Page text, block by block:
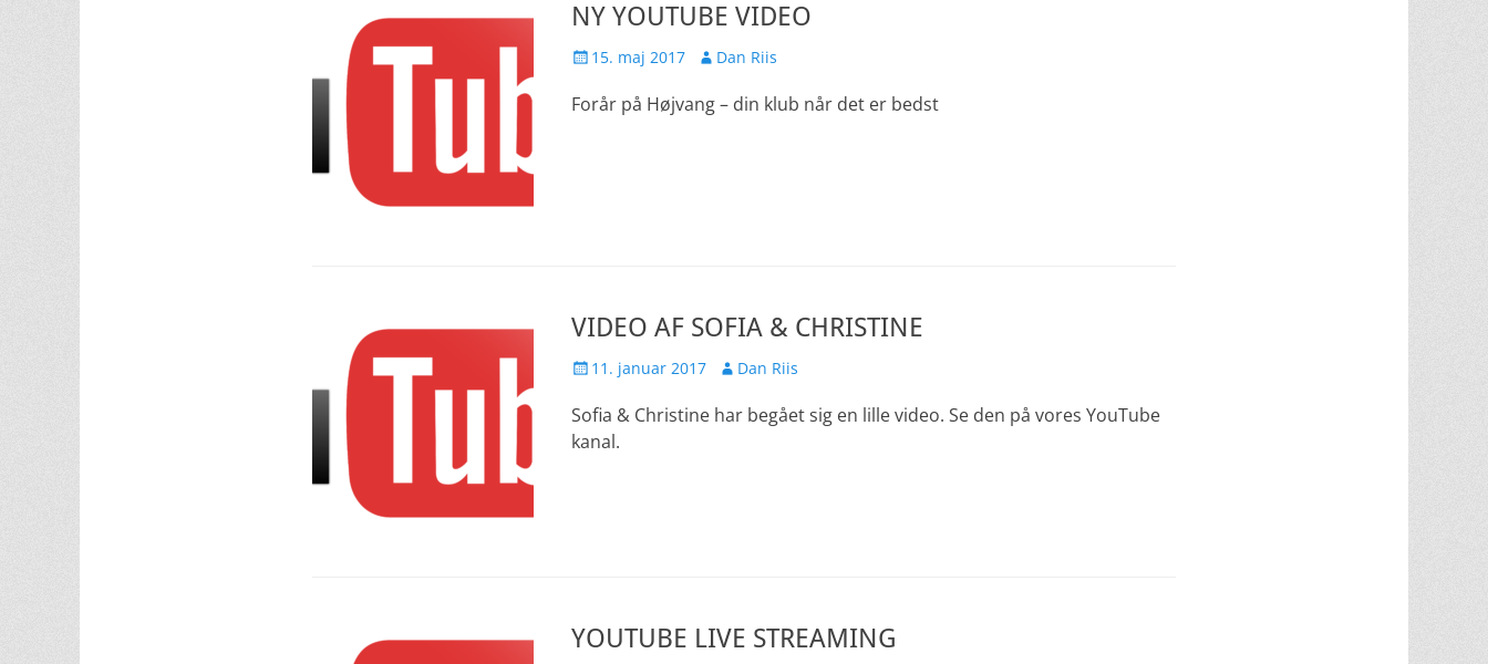
NY YOUTUBE VIDEO
Udgivet
15. maj 2017 Forfatter
Dan Riis
Forår på Højvang – din klub når det er bedst
VIDEO AF SOFIA & CHRISTINE
Udgivet
11. januar 2017 Forfatter
Dan Riis
Sofia & Christine har begået sig en lille video. Se den på vores YouTube
kanal.
YOUTUBE LIVE STREAMING